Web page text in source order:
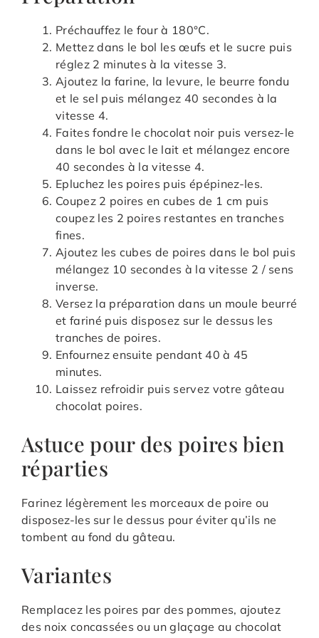
Préchauffez le four à 180°C.
Mettez dans le bol les œufs et le sucre puis
réglez 2 minutes à la vitesse 3.
Ajoutez la farine, la levure, le beurre fondu
et le sel puis mélangez 40 secondes à la
vitesse 4.
Faites fondre le chocolat noir puis versez-le
dans le bol avec le lait et mélangez encore
40 secondes à la vitesse 4.
Epluchez les poires puis épépinez-les.
Coupez 2 poires en cubes de 1 cm puis
coupez les 2 poires restantes en tranches
fines.
Ajoutez les cubes de poires dans le bol puis
mélangez 10 secondes à la vitesse 2 / sens
inverse.
Versez la préparation dans un moule beurré
et fariné puis disposez sur le dessus les
tranches de poires.
Enfournez ensuite pendant 40 à 45
minutes.
Laissez refroidir puis servez votre gâteau
chocolat poires.
Astuce pour des poires bien
réparties
Farinez légèrement les morceaux de poire ou
disposez-les sur le dessus pour éviter qu’ils ne
tombent au fond du gâteau.
Variantes
Remplacez les poires par des pommes, ajoutez
des noix concassées ou un glaçage au chocolat